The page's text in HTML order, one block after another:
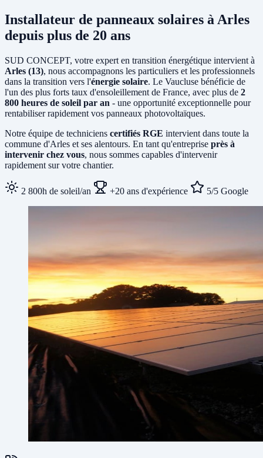
Installateur de panneaux solaires à Arles
depuis plus de 20 ans
SUD CONCEPT, votre expert en transition énergétique intervient à
Arles (13), nous accompagnons les particuliers et les professionnels
dans la transition vers l'énergie solaire. Le Vaucluse bénéficie de
l'un des plus forts taux d'ensoleillement de France, avec plus de 2
800 heures de soleil par an - une opportunité exceptionnelle pour
rentabiliser rapidement vos panneaux photovoltaïques.
Notre équipe de techniciens certifiés RGE intervient dans toute la
commune d'Arles et ses alentours. En tant qu'entreprise près à
intervenir chez vous, nous sommes capables d'intervenir
rapidement sur votre chantier.
2 800h de soleil/an +20 ans d'expérience 5/5 Google